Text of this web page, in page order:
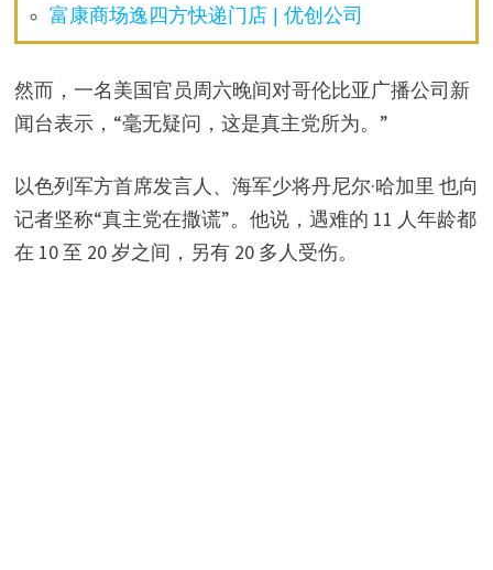
富康商场逸四方快递门店 | 优创公司
然而，一名美国官员周六晚间对哥伦比亚广播公司新
闻台表示，“毫无疑问，这是真主党所为。”
以色列军方首席发言人、海军少将丹尼尔·哈加里 也向
记者坚称“真主党在撒谎”。他说，遇难的 11 人年龄都
在 10 至 20 岁之间，另有 20 多人受伤。